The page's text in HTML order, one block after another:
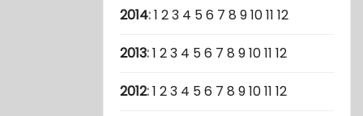
2014:1 23 4 56 7 8 91011 12
2013:1 23 4 56 7 8 91011 12
2012:1 23 4 56 7 8 91011 12